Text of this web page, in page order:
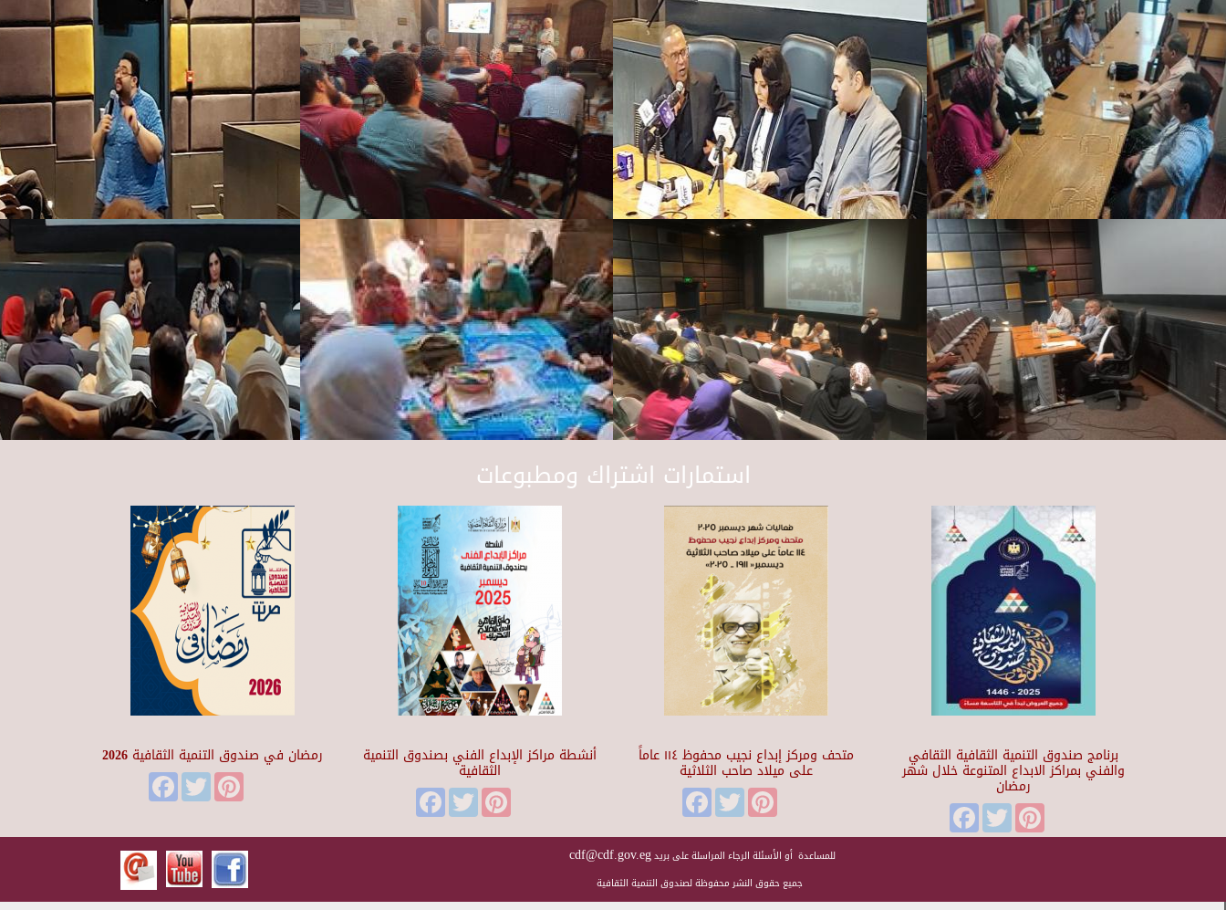
استمارات اشتراك ومطبوعات
رمضان في صندوق التنمية الثقافية 2026
FacebookTwitter
أنشطة مراكز الإبداع الفني بصندوق التنمية
الثقافية
FacebookTwitterPinterest
متحف ومركز إبداع نجيب محفوظ ١١٤ عاماً
على ميلاد صاحب الثلاثية
FacebookTwitter
برنامج صندوق التنمية الثقافية الثقافي
والفني بمراكز الابداع المتنوعة خلال شهر
رمضان
FacebookTwitterPinterest
للمساعدة أو الأسئلة الرجاء المراسلة على بريدcdf@cdf.gov.eg
جميع حقوق النشر محفوظة لصندوق التنمية الثقافية